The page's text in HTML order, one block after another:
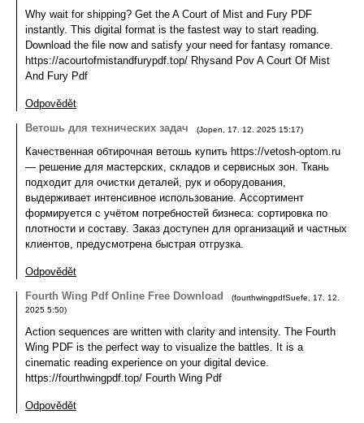
Why wait for shipping? Get the A Court of Mist and Fury PDF
instantly. This digital format is the fastest way to start reading.
Download the file now and satisfy your need for fantasy romance.
https://acourtofmistandfurypdf.top/ Rhysand Pov A Court Of Mist
And Fury Pdf
Odpovědět
Ветошь для технических задач
(Jopen 17. 12. 2025 15:17)
Качественная обтирочная ветошь купить https://vetosh-optom.ru
— решение для мастерских, складов и сервисных зон. Ткань
подходит для очистки деталей, рук и оборудования,
выдерживает интенсивное использование. Ассортимент
формируется с учётом потребностей бизнеса: сортировка по
плотности и составу. Заказ доступен для организаций и частных
клиентов, предусмотрена быстрая отгрузка.
Odpovědět
Fourth Wing Pdf Online Free Download
(fourthwingpdfSuefe
17. 12.
2025 5:50)
Action sequences are written with clarity and intensity. The Fourth
Wing PDF is the perfect way to visualize the battles. It is a
cinematic reading experience on your digital device.
https://fourthwingpdf.top/ Fourth Wing Pdf
Odpovědět